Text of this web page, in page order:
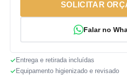
SOLICITAR
Falar no
Entrega e retirada incluídas
Equipamento higienizado e revisado